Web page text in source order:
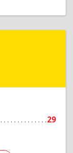
29
Бор г,